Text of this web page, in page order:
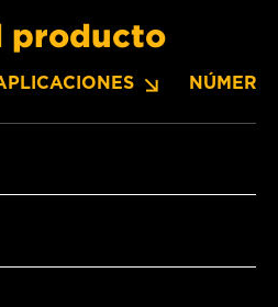
producto